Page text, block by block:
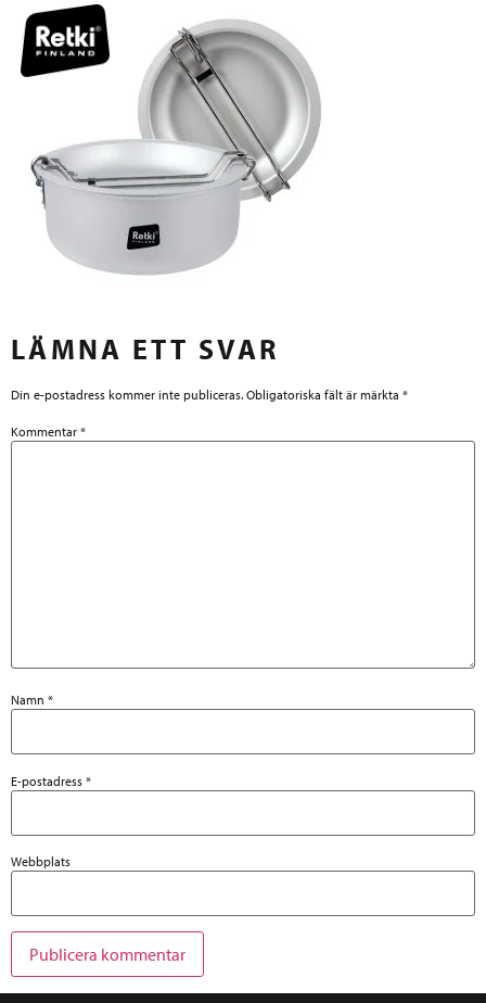
LÄMNA ETT SVAR
Din e-postadress kommer inte publiceras. Obligatoriska fält är märkta *
Kommentar *
Namn *
E-postadress *
Webbplats